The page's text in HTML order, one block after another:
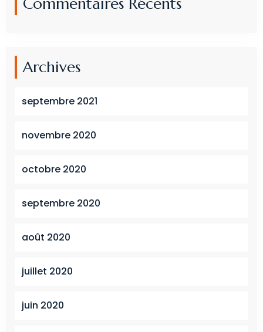
Archives
septembre 2021
novembre 2020
octobre 2020
septembre 2020
août 2020
juillet 2020
juin 2020